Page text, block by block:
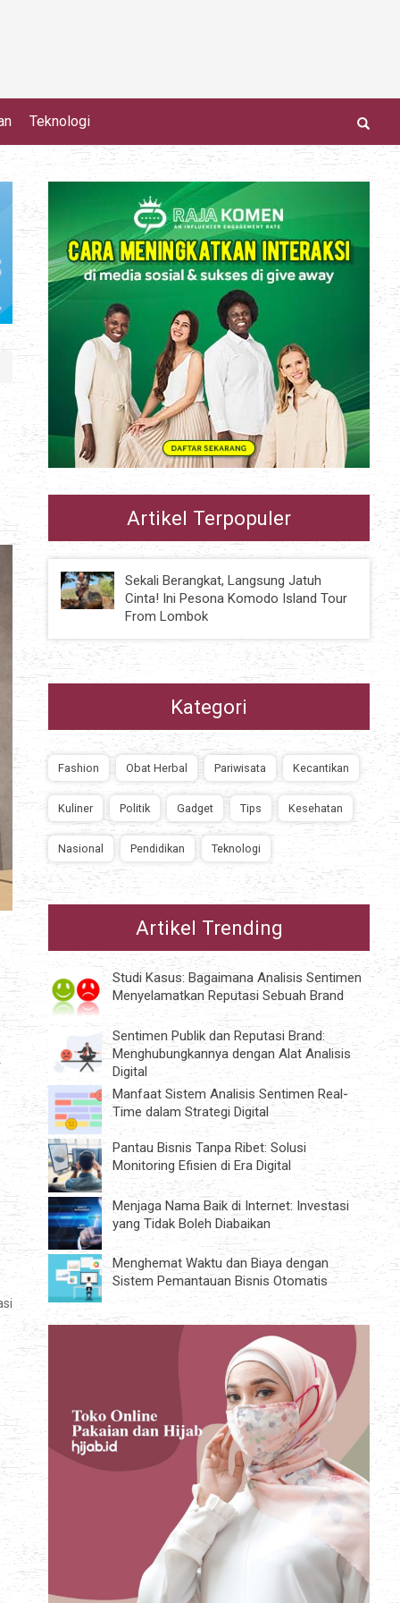
Teknologi
Artikel Terpopuler
Sekali Berangkat, Langsung Jatuh
Cinta! Ini Pesona Komodo Island Tour
From Lombok
Kategori
Fashion Obat Herbal Pariwisata Kecantikan
Kuliner Politik Gadget Tips Kesehatan
Nasional Pendidikan Teknologi
Artikel Trending
Studi Kasus: Bagaimana Analisis Sentimen
Menyelamatkan Reputasi Sebuah Brand
Sentimen Publik dan Reputasi Brand:
Menghubungkannya dengan Alat Analisis
Digital
Manfaat Sistem Analisis Sentimen Real-
Time dalam Strategi Digital
Pantau Bisnis Tanpa Ribet: Solusi
Monitoring Efisien di Era Digital
Menjaga Nama Baik di Internet: Investasi
yang Tidak Boleh Diabaikan
Menghemat Waktu dan Biaya dengan
Sistem Pemantauan Bisnis Otomatis